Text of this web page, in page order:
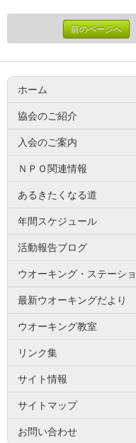
前のページへ
ホーム
協会のご紹介
入会のご案内
ＮＰＯ関連情報
あるきたくなる道
年間スケジュール
活動報告ブログ
ウオーキング・ステーシ
最新ウオーキングだより
ウオーキング教室
リンク集
サイト情報
サイトマップ
お問い合わせ